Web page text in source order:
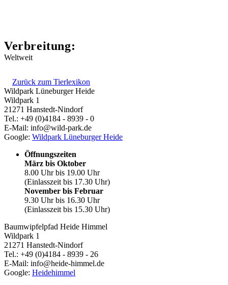
Verbreitung:
Weltweit
Zurück zum Tierlexikon
Wildpark Lüneburger Heide
Wildpark 1
21271 Hanstedt-Nindorf
Tel.: +49 (0)4184 - 8939 - 0
E-Mail: info@wild-park.de
Google: Wildpark Lüneburger Heide
Öffnungszeiten
März bis Oktober
8.00 Uhr bis 19.00 Uhr
(Einlasszeit bis 17.30 Uhr)
November bis Februar
9.30 Uhr bis 16.30 Uhr
(Einlasszeit bis 15.30 Uhr)
Baumwipfelpfad Heide Himmel
Wildpark 1
21271 Hanstedt-Nindorf
Tel.: +49 (0)4184 - 8939 - 26
E-Mail: info@heide-himmel.de
Google: Heidehimmel